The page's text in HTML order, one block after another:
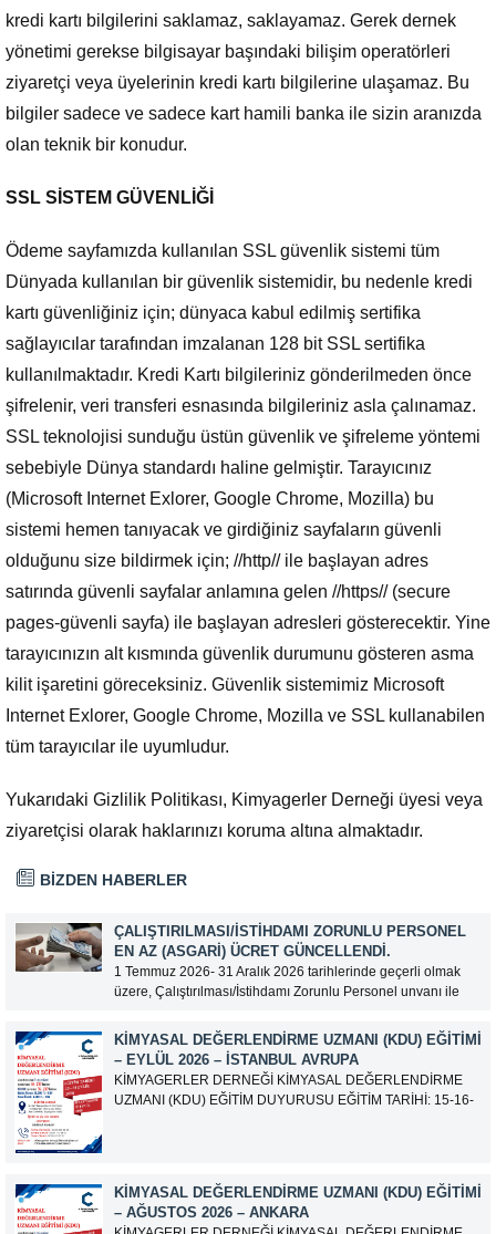
kredi kartı bilgilerini saklamaz, saklayamaz. Gerek dernek
yönetimi gerekse bilgisayar başındaki bilişim operatörleri
ziyaretçi veya üyelerinin kredi kartı bilgilerine ulaşamaz. Bu
bilgiler sadece ve sadece kart hamili banka ile sizin aranızda
olan teknik bir konudur.
SSL SİSTEM GÜVENLİĞİ
Ödeme sayfamızda kullanılan SSL güvenlik sistemi tüm
Dünyada kullanılan bir güvenlik sistemidir, bu nedenle kredi
kartı güvenliğiniz için; dünyaca kabul edilmiş sertifika
sağlayıcılar tarafından imzalanan 128 bit SSL sertifika
kullanılmaktadır. Kredi Kartı bilgileriniz gönderilmeden önce
şifrelenir, veri transferi esnasında bilgileriniz asla çalınamaz.
SSL teknolojisi sunduğu üstün güvenlik ve şifreleme yöntemi
sebebiyle Dünya standardı haline gelmiştir. Tarayıcınız
(Microsoft Internet Exlorer, Google Chrome, Mozilla) bu
sistemi hemen tanıyacak ve girdiğiniz sayfaların güvenli
olduğunu size bildirmek için; //http// ile başlayan adres
satırında güvenli sayfalar anlamına gelen //https// (secure
pages-güvenli sayfa) ile başlayan adresleri gösterecektir. Yine
tarayıcınızın alt kısmında güvenlik durumunu gösteren asma
kilit işaretini göreceksiniz. Güvenlik sistemimiz Microsoft
Internet Exlorer, Google Chrome, Mozilla ve SSL kullanabilen
tüm tarayıcılar ile uyumludur.
Yukarıdaki Gizlilik Politikası, Kimyagerler Derneği üyesi veya
ziyaretçisi olarak haklarınızı koruma altına almaktadır.
BİZDEN HABERLER
ÇALIŞTIRILMASI/İSTIHDAMI ZORUNLU PERSONEL
EN AZ (ASGARI) ÜCRET GÜNCELLENDI.
1 Temmuz 2026- 31 Aralık 2026 tarihlerinde geçerli olmak
üzere, Çalıştırılması/İstihdamı Zorunlu Personel unvanı ile
ücreti 95.500,00 TL (Doksan Beş Bin Beş Yüz Türk Lirası)
olarak güncellemiştir.
KIMYASAL DEĞERLENDIRME UZMANI (KDU) EĞITIMI
– EYLÜL 2026 – İSTANBUL AVRUPA
KİMYAGERLER DERNEĞİ KİMYASAL DEĞERLENDİRME
UZMANI (KDU) EĞİTİM DUYURUSU EĞİTİM TARİHİ: 15-16-
EĞİTMEN: Serdar KASAP İLETİŞİM:
iletisim@kimyager.orgBAŞVURU İRTİBAT...
KIMYASAL DEĞERLENDIRME UZMANI (KDU) EĞITIMI
– AĞUSTOS 2026 – ANKARA